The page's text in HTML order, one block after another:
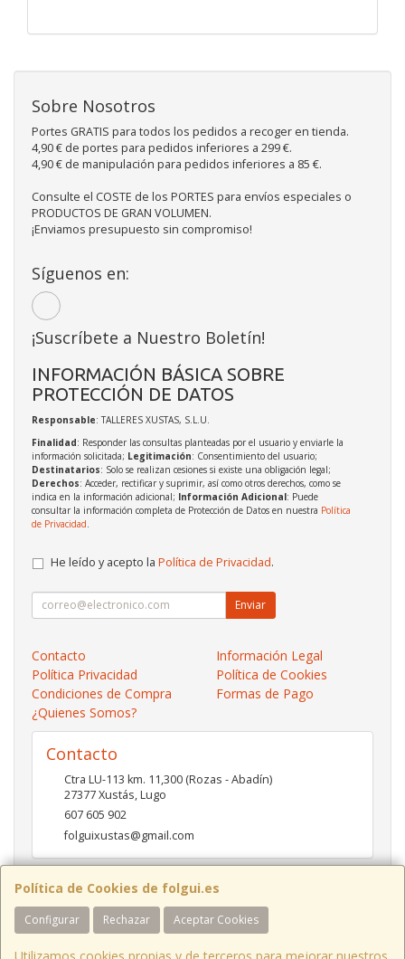
Política de Cookies de folgui.es
Configurar Rechazar Aceptar Cookies
Sobre Nosotros
Portes GRATIS para todos los pedidos a recoger en tienda.
4,90 € de portes para pedidos inferiores a 299 €.
4,90 € de manipulación para pedidos inferiores a 85 €.
Consulte el COSTE de los PORTES para envíos especiales o
PRODUCTOS DE GRAN VOLUMEN.
¡Enviamos presupuesto sin compromiso!
Síguenos en:
¡Suscríbete a Nuestro Boletín!
INFORMACIÓN BÁSICA SOBRE
PROTECCIÓN DE DATOS
Responsable: TALLERES XUSTAS, S.L.U.
Finalidad: Responder las consultas planteadas por el usuario y enviarle la
información solicitada; Legitimación: Consentimiento del usuario;
Destinatarios: Solo se realizan cesiones si existe una obligación legal;
Derechos: Acceder, rectificar y suprimir, así como otros derechos, como se
indica en la información adicional; Información Adicional: Puede
consultar la información completa de Protección de Datos en nuestra Política
de Privacidad
He leído y acepto la Política de Privacidad.
Enviar
Contacto
Información Legal
Política Privacidad
Política de Cookies
Condiciones de Compra
Formas de Pago
¿Quienes Somos?
Contacto
Ctra LU-113 km. 11,300 (Rozas - Abadín)
27377Xustás,Lugo
607 605 902
folguixustas@gmail.com
Horario
Lunes a viernes de 10:00 a 14:00 y de 16:00 a 20:00.
Sábados de 10:00 a 14:00 y de 16:00 a 19:00